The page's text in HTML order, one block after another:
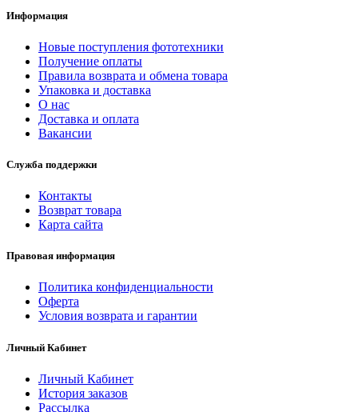
Информация
Новые поступления фототехники
Получение оплаты
Правила возврата и обмена товара
Упаковка и доставка
О нас
Доставка и оплата
Вакансии
Служба поддержки
Контакты
Возврат товара
Карта сайта
Правовая информация
Политика конфиденциальности
Оферта
Условия возврата и гарантии
Личный Кабинет
Личный Кабинет
История заказов
Рассылка